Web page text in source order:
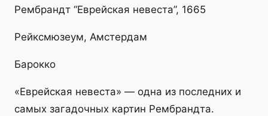
Рембрандт “Еврейская невеста”, 1665
Рейксмюзеум, Амстердам
Барокко
«Еврейская невеста» — одна из последних и
самых загадочных картин Рембрандта.